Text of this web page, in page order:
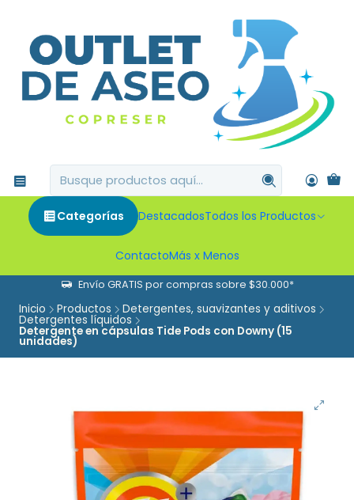
Categorías DestacadosTodos los Productos
ContactoMás x Menos
Envío GRATIS por compras sobre $30.000*
Inicio Productos Detergentes, suavizantes y aditivos
Detergentes líquidos
Detergente en cápsulas Tide Pods con Downy (15
unidades)